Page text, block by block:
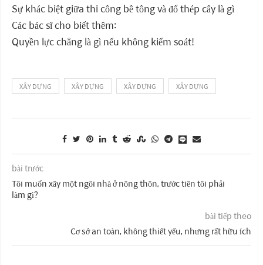
Sự khác biệt giữa thi công bê tông và đổ thép cây là gì
Các bác sĩ cho biết thêm:
Quyền lực chẳng là gì nếu không kiểm soát!
XÂY DỰNG XÂY DỰNG XÂY DỰNG XÂY DỰNG
bài trước
Tôi muốn xây một ngôi nhà ở nông thôn, trước tiên tôi phải
làm gì?
bài tiếp theo
Cơ sở an toàn, không thiết yếu, nhưng rất hữu ích